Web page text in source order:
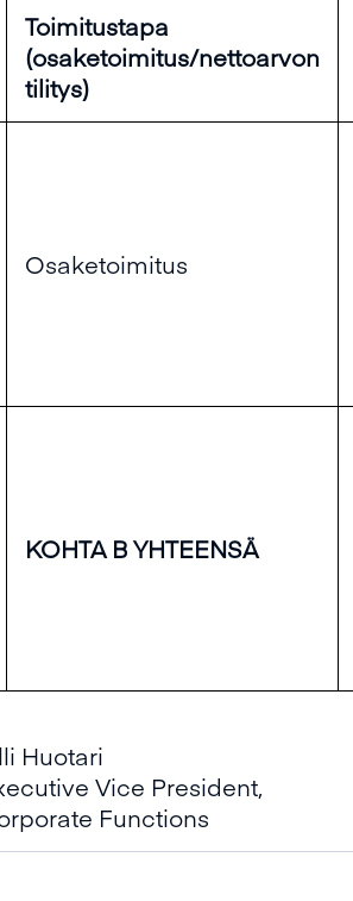
Toimitustapa
(osaketoimitus/nettoarvon
tilitys)
Osaketoimitus
KOHTA B YHTEENSÄ
Huotari
Vice President,
Functions